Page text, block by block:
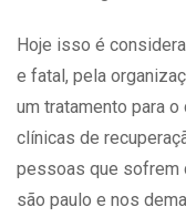
Hoje isso é
e fatal, pela
um tratamento para
clínicas de
pessoas que sofrem
são paulo e nos